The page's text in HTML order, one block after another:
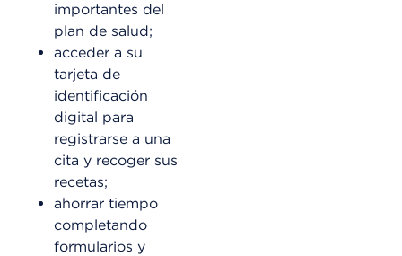
importantes del
plan de salud;
acceder a su
tarjeta de
identificación
digital para
registrarse a una
cita y recoger sus
recetas;
ahorrar tiempo
completando
formularios y